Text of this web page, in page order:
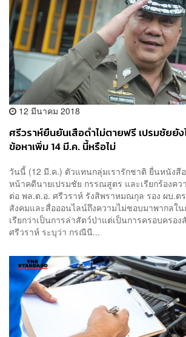
12 มีนาคม 2018
ศรีวราห์ยืนยันเสือดำไม่ตายฟรี เปรมชัยยัง
ข้อหาเพิ่ม 14 มี.ค. นี้หรือไม่
วันนี้ (12 มี.ค.) ตัวแทนกลุ่มเรารักชาติ ยื่นหนังสื
หน้าคดีนายเปรมชัย กรรณสูตร และเรียกร้องคว
ต่อ พล.ต.อ. ศรีวราห์ รังสิพราหมณกุล รอง ผบ.ต
สังคมและสื่อออนไลน์ถึงความไม่ชอบมาพากลใ
เรียกว่าเป็นการล่าสัตว์ป่าแต่เป็นการครอบครอ
ศรีวราห์ ระบุว่า กรณีนี...